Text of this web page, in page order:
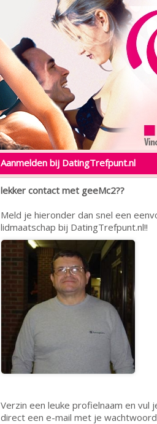
Aanmelden bij DatingTrefpunt.nl
lekker contact met geeMc2??
Meld je hieronder dan snel een
lidmaatschap bij DatingTrefpunt.nl!!
Verzin een leuke profielnaam en vul
direct een e-mail met je